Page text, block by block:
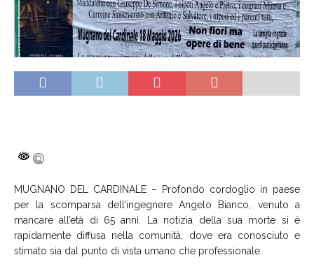
MUGNANO DEL CARDINALE – Profondo cordoglio in paese
per la scomparsa dell’ingegnere Angelo Bianco, venuto a
mancare all’età di 65 anni. La notizia della sua morte si è
rapidamente diffusa nella comunità, dove era conosciuto e
stimato sia dal punto di vista umano che professionale.